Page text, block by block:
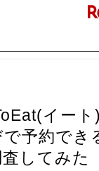
イー
予約でき
してみた